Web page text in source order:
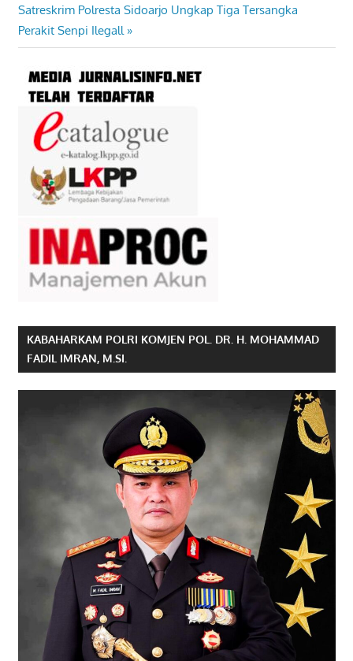
Next
Post:
Satreskrim Polresta Sidoarjo Ungkap Tiga Tersangka
Perakit Senpi Ilegall
KABAHARKAM POLRI KOMJEN POL. DR. H. MOHAMMAD
FADIL IMRAN, M.SI.